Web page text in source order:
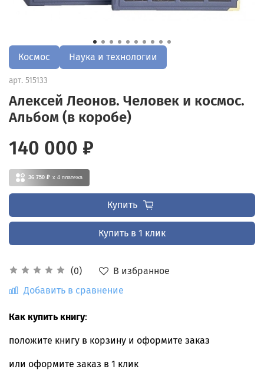
Космос Наука и технологии
арт. 515133
Алексей Леонов. Человек и космос.
Альбом (в коробе)
(0)
В избранное
Добавить в сравнение
140 000 ₽
36 750 ₽ x 4 платежа
Купить
Купить в 1 клик
Как купить книгу:
положите книгу в корзину и оформите заказ
или оформите заказ в 1 клик